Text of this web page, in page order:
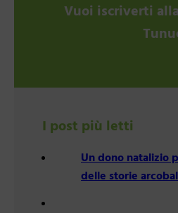
Vuoi iscriverti
I post più letti
Un dono natalizio
delle storie